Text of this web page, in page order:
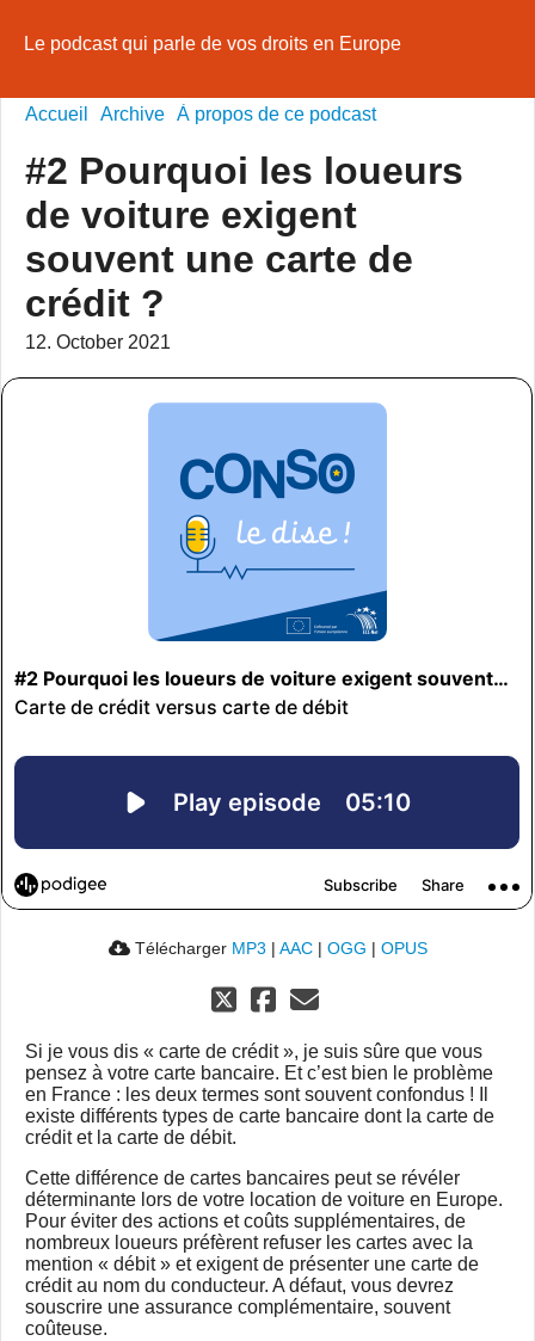
Le podcast qui parle de vos droits en Europe
Accueil Archive À propos de ce podcast
#2 Pourquoi les loueurs
de voiture exigent
souvent une carte de
crédit ?
12. October 2021
Télécharger MP3 | AAC| OGG | OPUS
Si je vous dis « carte de crédit », je suis sûre que vous
pensez à votre carte bancaire. Et c’est bien le problème
en France : les deux termes sont souvent confondus ! Il
existe différents types de carte bancaire dont la carte de
crédit et la carte de débit.
Cette différence de cartes bancaires peut se révéler
déterminante lors de votre location de voiture en Europe.
Pour éviter des actions et coûts supplémentaires, de
nombreux loueurs préfèrent refuser les cartes avec la
mention « débit » et exigent de présenter une carte de
crédit au nom du conducteur. A défaut, vous devrez
souscrire une assurance complémentaire, souvent
coûteuse.